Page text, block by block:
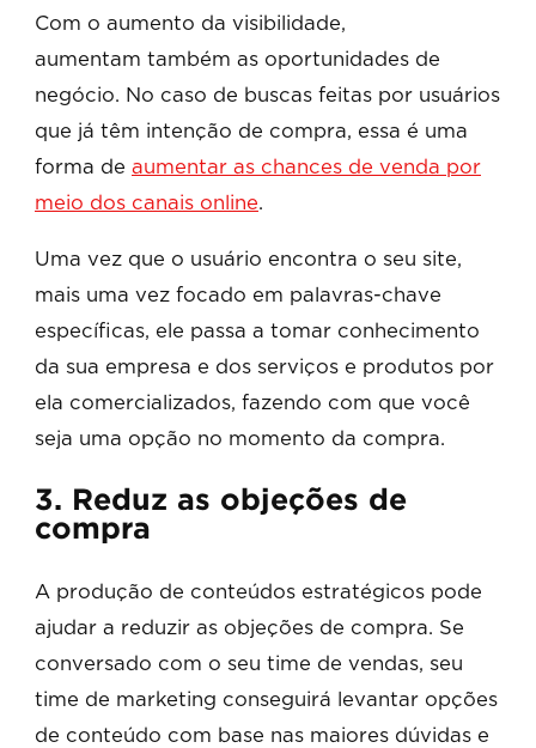
Com o aumento da visibilidade,
aumentam também as oportunidades de
negócio. No caso de buscas feitas por usuários
que já têm intenção de compra, essa é uma
forma de aumentar as chances de venda por
meio dos canais online.
Uma vez que o usuário encontra o seu site,
mais uma vez focado em palavras-chave
específicas, ele passa a tomar conhecimento
da sua empresa e dos serviços e produtos por
ela comercializados, fazendo com que você
seja uma opção no momento da compra.
3. Reduz as objeções de
compra
A produção de conteúdos estratégicos pode
ajudar a reduzir as objeções de compra. Se
conversado com o seu time de vendas, seu
time de marketing conseguirá levantar opções
de conteúdo com base nas maiores dúvidas e